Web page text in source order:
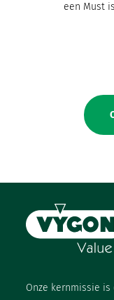
een Must is
Onze kernmissie